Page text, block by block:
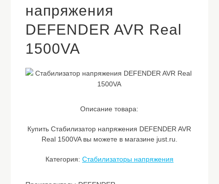
напряжения
DEFENDER AVR Real
1500VA
Описание товара:
Купить Стабилизатор напряжения DEFENDER AVR
Real 1500VA вы можете в магазине just.ru.
Категория: Стабилизаторы напряжения